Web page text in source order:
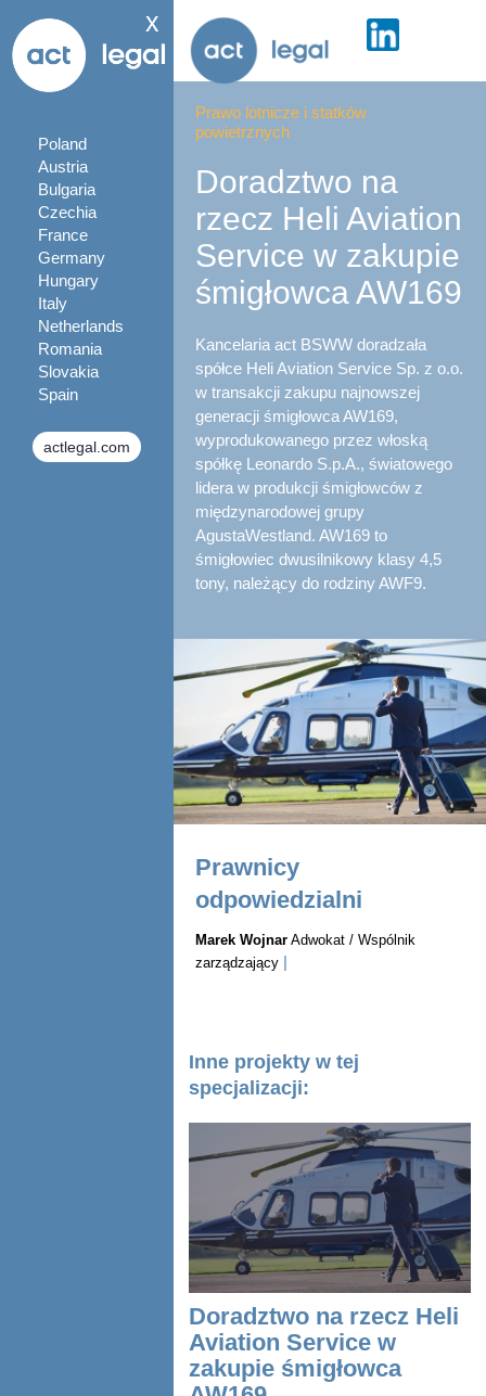
x
Poland
Austria
Bulgaria
Czechia
France
Germany
Hungary
Italy
Netherlands
Romania
Slovakia
Spain
actlegal.com
Prawo lotnicze i statków
powietrznych
Doradztwo na
rzecz Heli Aviation
Service w zakupie
śmigłowca AW169
Kancelaria act BSWW doradzała
spółce Heli Aviation Service Sp. z o.o.
w transakcji zakupu najnowszej
generacji śmigłowca AW169,
wyprodukowanego przez włoską
spółkę Leonardo S.p.A., światowego
lidera w produkcji śmigłowców z
międzynarodowej grupy
AgustaWestland. AW169 to
śmigłowiec dwusilnikowy klasy 4,5
tony, należący do rodziny AWF9.
Prawnicy
odpowiedzialni
Marek Wojnar Adwokat / Wspólnik
zarządzający |
Inne projekty w tej
specjalizacji:
Doradztwo na rzecz Heli
Aviation Service w
zakupie śmigłowca